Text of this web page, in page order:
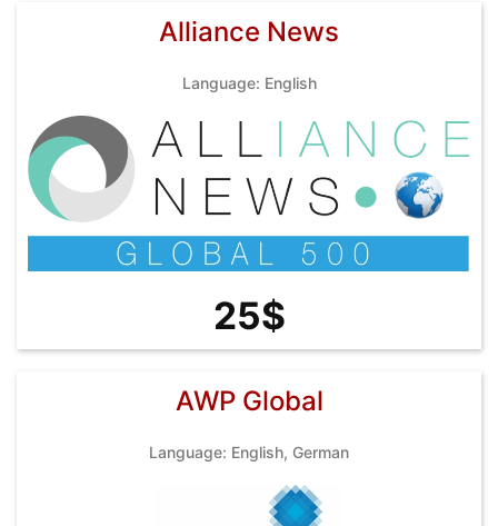
Alliance News
Language: English
25$
AWP Global
Language: English, German